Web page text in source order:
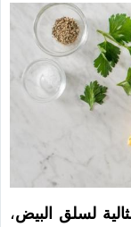
لسلق البيض،